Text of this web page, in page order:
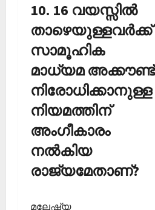
10. 16 വയസ്സില്‍
താഴെയുള്ളവര്‍ക്ക്
സാമൂഹിക
മാധ്യമ അക്കൗണ്ട്
നിരോധിക്കാനുള്ള
നിയമത്തിന്
അംഗീകാരം
നല്‍കിയ
രാജ്യമേതാണ്?
മലേഷ്യ